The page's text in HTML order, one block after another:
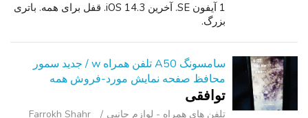
1 آیفون SE. آخرین iOS 14.3. قفل برای همه. باتری
بزرگ.
سامسونگ A50 تلفن همراه w / جدید سمور
محافظ صفحه نمایش مورد-فروش همه
توافقی
تلفن ‌های همراه - لوازم جانبی
Farrokh Shahr